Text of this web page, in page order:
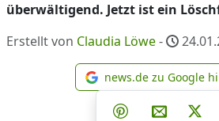
überwältigend. Jetzt ist ein
Erstellt von Claudia Löwe-
news.de zu Google
Teilen aufTeilen
Teilen auf
Per E-